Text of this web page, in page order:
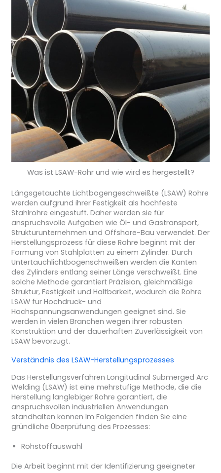
Was ist LSAW-Rohr und wie wird es hergestellt?
Längsgetauchte Lichtbogengeschweißte (LSAW) Rohre
werden aufgrund ihrer Festigkeit als hochfeste
Stahlrohre eingestuft. Daher werden sie für
anspruchsvolle Aufgaben wie Öl- und Gastransport,
Strukturunternehmen und Offshore-Bau verwendet. Der
Herstellungsprozess für diese Rohre beginnt mit der
Formung von Stahlplatten zu einem Zylinder. Durch
Untertauchlichtbogenschweißen werden die Kanten
des Zylinders entlang seiner Länge verschweißt. Eine
solche Methode garantiert Präzision, gleichmäßige
Struktur, Festigkeit und Haltbarkeit, wodurch die Rohre
LSAW für Hochdruck- und
Hochspannungsanwendungen geeignet sind. Sie
werden in vielen Branchen wegen ihrer robusten
Konstruktion und der dauerhaften Zuverlässigkeit von
LSAW bevorzugt.
Verständnis des LSAW-Herstellungsprozesses
Das Herstellungsverfahren Longitudinal Submerged Arc
Welding (LSAW) ist eine mehrstufige Methode, die die
Herstellung langlebiger Rohre garantiert, die
anspruchsvollen industriellen Anwendungen
standhalten können Im Folgenden finden Sie eine
gründliche Überprüfung des Prozesses:
Rohstoffauswahl
Die Arbeit beginnt mit der Identifizierung geeigneter